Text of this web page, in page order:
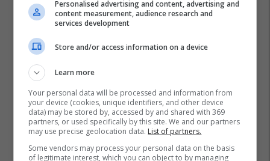
Personalised advertising and content, advertising and
content measurement, audience research and
services development
Store and/or access information on a device
Learn more
Your personal data will be processed and information from
your device (cookies, unique identifiers, and other device
data) may be stored by, accessed by and shared with 369
partners, or used specifically by this site. We and our partners
may use precise geolocation data. List of partners.
Some vendors may process your personal data on the basis
of legitimate interest, which you can object to by managing